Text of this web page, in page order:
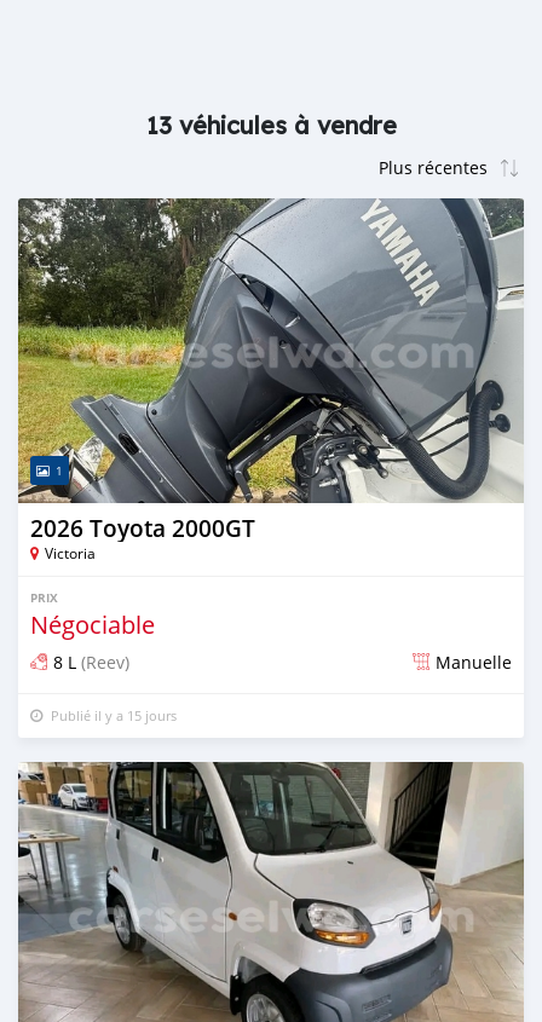
13 véhicules à vendre
1
2026 Toyota 2000GT
Victoria
PRIX
Négociable
8 L (Reev) Manuelle
Publié il y a 15 jours